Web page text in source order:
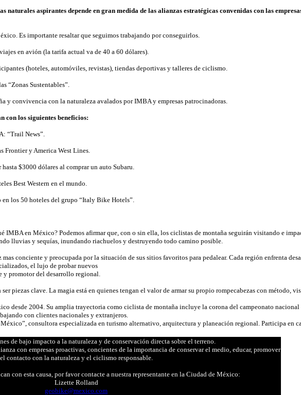
naturales aspirantes depende en gran medida de las alianzas estratégicas convenidas con las
Es importante resaltar que seguimos trabajando por conseguirlos.
en avión (la tarifa actual va de 40 a 60 dólares).
(hoteles, automóviles, revistas), tiendas deportivas y talleres de ciclismo.
“Zonas Sustentables”.
y convivencia con la naturaleza avalados por IMBA y empresas patrocinadoras.
con los siguientes beneficios:
“Trail News”.
Frontier y America West Lines.
$3000 dólares al comprar un auto Subaru.
Best Western en el mundo.
los 50 hoteles del grupo “Italy Bike Hotels”.
IMBA en México? Podemos afirmar que, con o sin ella, los ciclistas de montaña seguirán visitando e
lluvias y sequías, inundando riachuelos y destruyendo todo camino posible.
conciente y preocupada por la situación de sus sitios favoritos para pedalear. Cada región enfrenta
el lujo de probar nuevos
y promotor del desarrollo regional.
piezas clave. La magia está en quienes tengan el valor de armar su propio rompecabezas con método,
desde 2004. Su amplia trayectoria como ciclista de montaña incluye la corona del campeonato
con clientes nacionales y extranjeros.
consultora especializada en turismo alternativo, arquitectura y planeación regional. Participa en
de bajo impacto a la naturaleza y de conservación directa sobre el terreno.
con empresas proactivas, concientes de la importancia de conservar el medio, educar, promover
el contacto con la naturaleza y el ciclismo responsable.
con esta causa, por favor contacte a nuestra representante en la Ciudad de México:
Lizette Rolland
geobike@mexico.com